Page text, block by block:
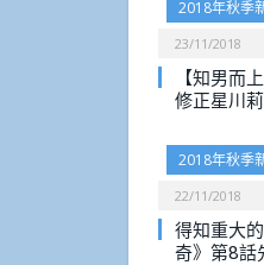
2018年秋季
23/11/2018
【知男而
修正星川
2018年秋季
22/11/2018
得知重大
奇》第8話